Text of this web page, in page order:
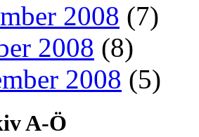
2008 (7)
2008 (8)
2008 (5)
A-Ö